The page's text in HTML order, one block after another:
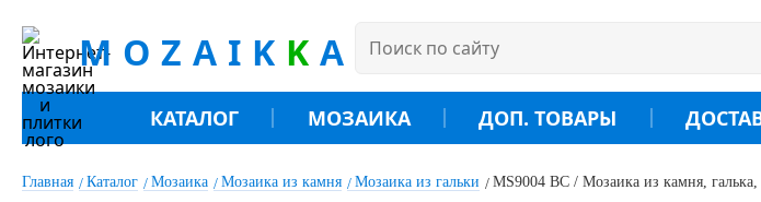
MOZAIK K A
КАТАЛОГ МОЗАИКА ДОП. ТОВАРЫ
Главная Каталог Мозаика Мозаика из камня Мозаика из гальки MS9004 BC / Мозаика из камня,